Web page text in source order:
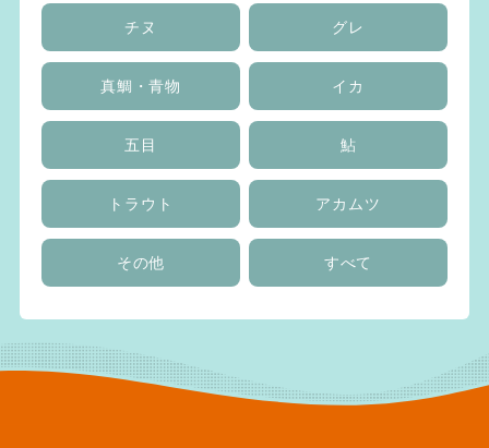
チヌ グレ
真鯛・青物 イカ
五目 鮎
トラウト アカムツ
その他 すべて